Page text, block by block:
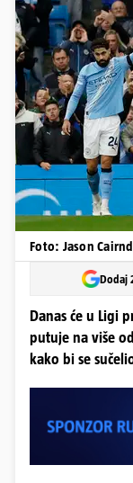
Foto: Jason
Dodaj
Danas će u Ligi
putuje na više
kako bi se